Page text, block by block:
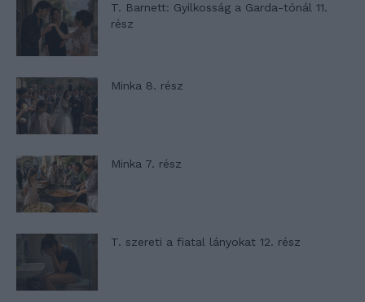
T. Barnett: Gyilkosság a Garda-tónál 11.
rész
Minka 8. rész
Minka 7. rész
T. szereti a fiatal lányokat 12. rész